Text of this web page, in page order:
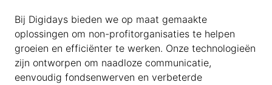
Bij Digidays bieden we op maat gemaakte
oplossingen om non-profitorganisaties te helpen
groeien en efficiënter te werken. Onze technologieën
zijn ontworpen om naadloze communicatie,
eenvoudig fondsenwerven en verbeterde